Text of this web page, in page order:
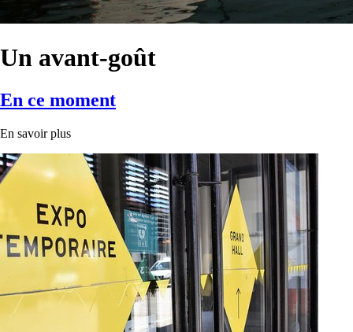
Un avant-goût
En ce moment
En savoir plus